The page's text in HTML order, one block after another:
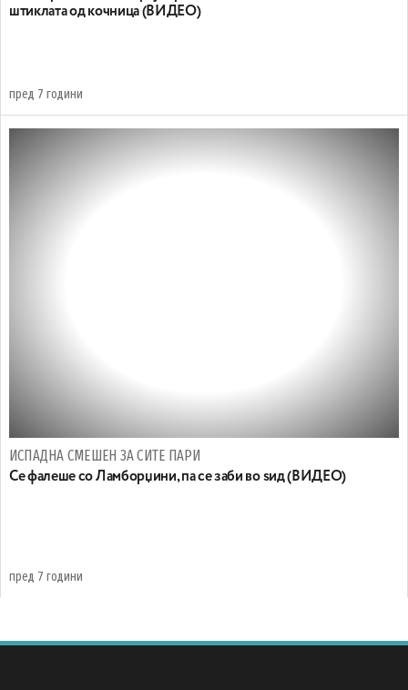
штиклата од кочница (ВИДЕО)
пред 7 години
ИСПАДНА СМЕШЕН ЗА СИТЕ ПАРИ
Се фалеше со Ламборџини, па се заби во ѕид (ВИДЕО)
пред 7 години